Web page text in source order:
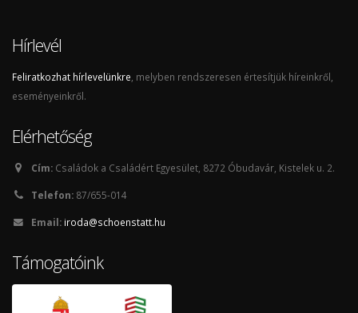
Hírlevél
Feliratkozhat hírlevelünkre , melyben rendszeresen értesítjük híreinkről,
eseményeinkről.
Elérhetőség
Cím: Családok a Családért Egyesület, 8272 Óbudavár, Kistelek u. 2.
Telefon: 87/655-014
Email: iroda@schoenstatt.hu
Támogatóink